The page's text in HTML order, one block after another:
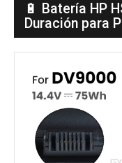
🔋 Batería HP
Duración para